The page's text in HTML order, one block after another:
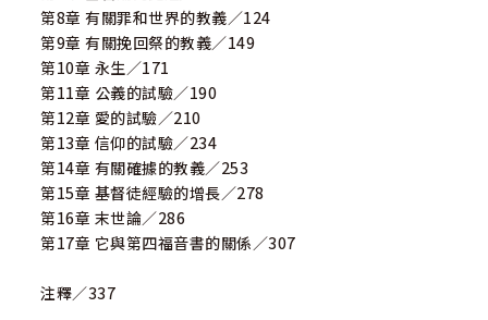
第8章 有關罪和世界的教義／124
第9章 有關挽回祭的教義／149
第10章 永生／171
第11章 公義的試驗／190
第12章 愛的試驗／210
第13章 信仰的試驗／234
第14章 有關確據的教義／253
第15章 基督徒經驗的增長／278
第16章 末世論／286
第17章 它與第四福音書的關係／307
注釋／337